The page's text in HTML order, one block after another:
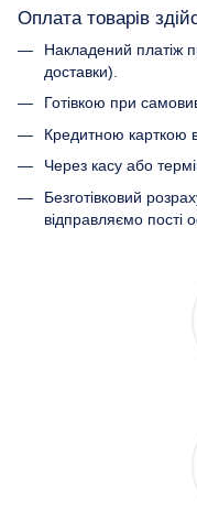
Оплата товарів
Накладений платіж
доставки).
Готівкою при
Кредитною карткою
Через касу або
Безготівковий
відправляємо